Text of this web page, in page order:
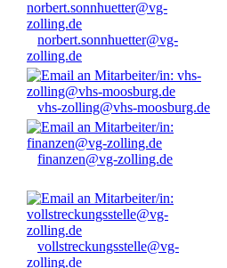
norbert.sonnhuetter@vg-
zolling.de
vhs-zolling@vhs-moosburg.de
finanzen@vg-zolling.de
vollstreckungsstelle@vg-
zolling.de